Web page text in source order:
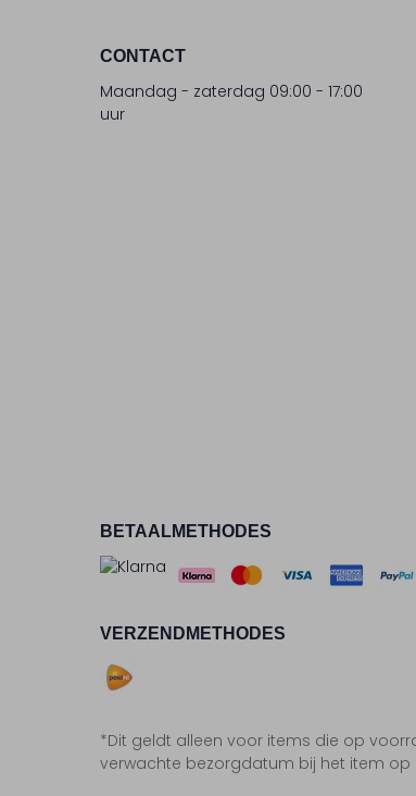
CONTACT
Maandag - zaterdag 09:00 - 17:00
uur
BETAALMETHODES
VERZENDMETHODES
*Dit geldt alleen voor items die op
verwachte bezorgdatum bij het item